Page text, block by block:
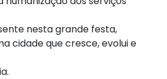
nesta grande festa,
cidade que cresce, evolui e